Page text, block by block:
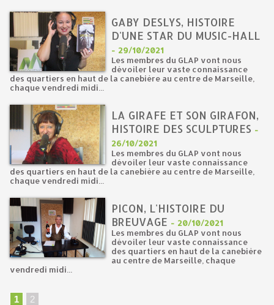
GABY DESLYS, HISTOIRE
D'UNE STAR DU MUSIC-HALL
- 29/10/2021
Les membres du GLAP vont nous
dévoiler leur vaste connaissance
des quartiers en haut de la canebière au centre de Marseille,
chaque vendredi midi...
LA GIRAFE ET SON GIRAFON,
HISTOIRE DES SCULPTURES -
26/10/2021
Les membres du GLAP vont nous
dévoiler leur vaste connaissance
des quartiers en haut de la canebière au centre de Marseille,
chaque vendredi midi...
PICON, L'HISTOIRE DU
BREUVAGE - 20/10/2021
Les membres du GLAP vont nous
dévoiler leur vaste connaissance
des quartiers en haut de la canebière
au centre de Marseille, chaque
vendredi midi...
1 2